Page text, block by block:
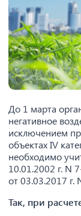
До 1 марта
негативное
исключением
объектах IV
необходимо
10.01.2002 г. N
от 03.03.2017 г.
Так, при